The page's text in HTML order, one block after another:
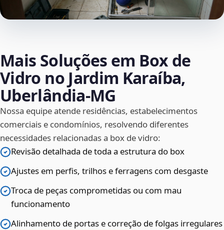
Mais Soluções em Box de
Vidro no Jardim Karaíba,
Uberlândia‑MG
Nossa equipe atende residências, estabelecimentos
comerciais e condomínios, resolvendo diferentes
necessidades relacionadas a box de vidro:
Revisão detalhada de toda a estrutura do box
Ajustes em perfis, trilhos e ferragens com desgaste
Troca de peças comprometidas ou com mau
funcionamento
Alinhamento de portas e correção de folgas irregulares